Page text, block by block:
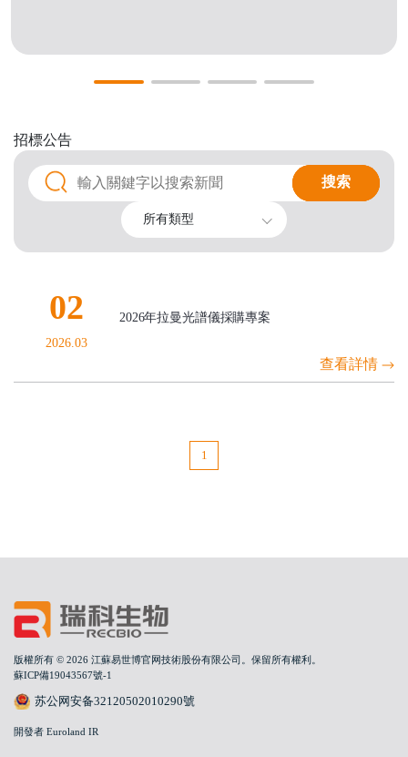
招標公告
搜索
搜索
所有類型
02
2026.03
2026年拉曼光譜儀採購專案
查看詳情
1
版權所有 © 2026 江蘇易世博官网技術股份有限公司。保留所有權利。
蘇ICP備19043567號-1
苏公网安备32120502010290號
開發者 Euroland IR